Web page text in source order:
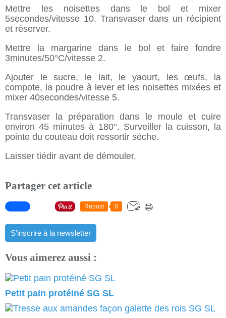
Mettre les noisettes dans le bol et mixer
5secondes/vitesse 10. Transvaser dans un récipient
et réserver.
Mettre la margarine dans le bol et faire fondre
3minutes/50°C/vitesse 2.
Ajouter le sucre, le lait, le yaourt, les œufs, la
compote, la poudre à lever et les noisettes mixées et
mixer 40secondes/vitesse 5.
Transvaser la préparation dans le moule et cuire
environ 45 minutes à 180°. Surveiller la cuisson, la
pointe du couteau doit ressortir sèche.
Laisser tiédir avant de démouler.
Partager cet article
Repost 0
S'inscrire à la newsletter
Vous aimerez aussi :
Petit pain protéiné SG SL